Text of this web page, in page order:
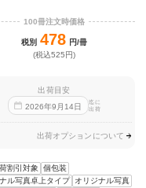
100冊注文時価格
税別 478 円/冊
(税込525円)
出荷目安
2026年9 月 14日
迄に
出荷
出荷オプションについて
割引対象
個包装
ル写真卓上タイプ
オリジナル写真